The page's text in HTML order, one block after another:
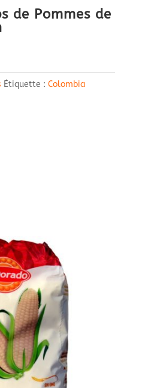
de Pommes de
Étiquette : Colombia